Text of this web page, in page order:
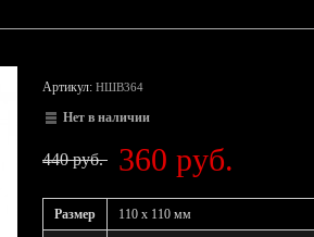
Артикул: НШВ364
Нет в наличии
440 руб. 360 руб.
Размер 110 x 110 мм